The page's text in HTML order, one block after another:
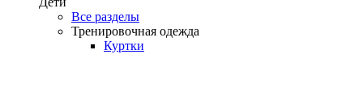
Все разделы
Тренировочная одежда
Куртки